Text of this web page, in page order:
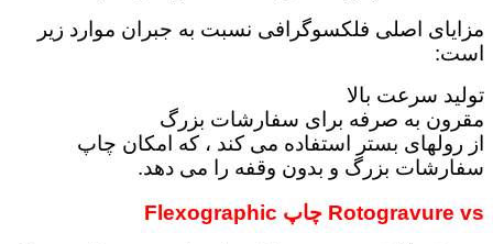
مزایای اصلی فلکسوگرافی نسبت به جبران موارد زیر
است:
تولید سرعت بالا
مقرون به صرفه برای سفارشات بزرگ
از رولهای بستر استفاده می کند ، که امکان چاپ
سفارشات بزرگ و بدون وقفه را می دهد.
Rotogravure vs چاپ
Flexographic